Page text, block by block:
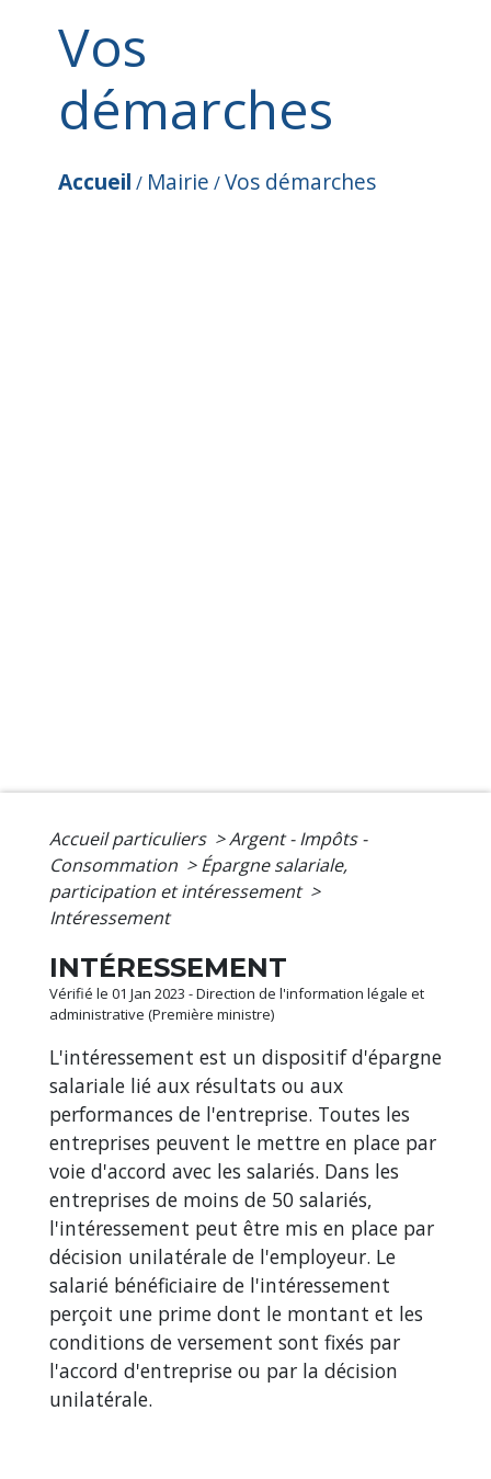
Vos
démarches
Accueil / Mairie /Vos démarches
Accueil particuliers >Argent - Impôts -
Consommation > Épargne salariale,
participation et intéressement >
Intéressement
INTÉRESSEMENT
Vérifié le 01 Jan 2023 - Direction de l'information légale et
administrative (Première ministre)
L'intéressement est un dispositif d'épargne
salariale lié aux résultats ou aux
performances de l'entreprise. Toutes les
entreprises peuvent le mettre en place par
voie d'accord avec les salariés. Dans les
entreprises de moins de 50 salariés,
l'intéressement peut être mis en place par
décision unilatérale de l'employeur. Le
salarié bénéficiaire de l'intéressement
perçoit une prime dont le montant et les
conditions de versement sont fixés par
l'accord d'entreprise ou par la décision
unilatérale.